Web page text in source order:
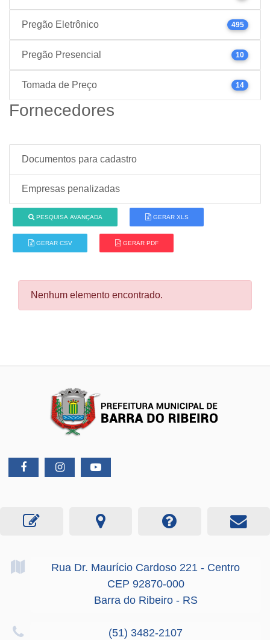
Pregão Eletrônico 495
Pregão Presencial 10
Tomada de Preço 14
Fornecedores
Documentos para cadastro
Empresas penalizadas
PESQUISA AVANÇADA GERAR XLS
GERAR CSV GERAR PDF
Nenhum elemento encontrado.
Rua Dr. Maurício Cardoso 221 - Centro
CEP 92870-000
Barra do Ribeiro - RS
(51) 3482-2107